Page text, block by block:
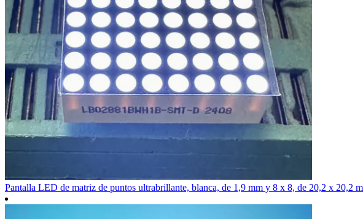
Pantalla LED de matriz de puntos ultrabrillante, blanca, de 1,9 mm y 8 x 8, de 20,2 x 20,2